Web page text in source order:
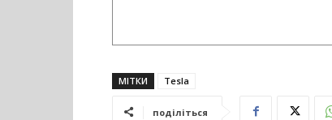
МІТКИ Tesla
поділіться